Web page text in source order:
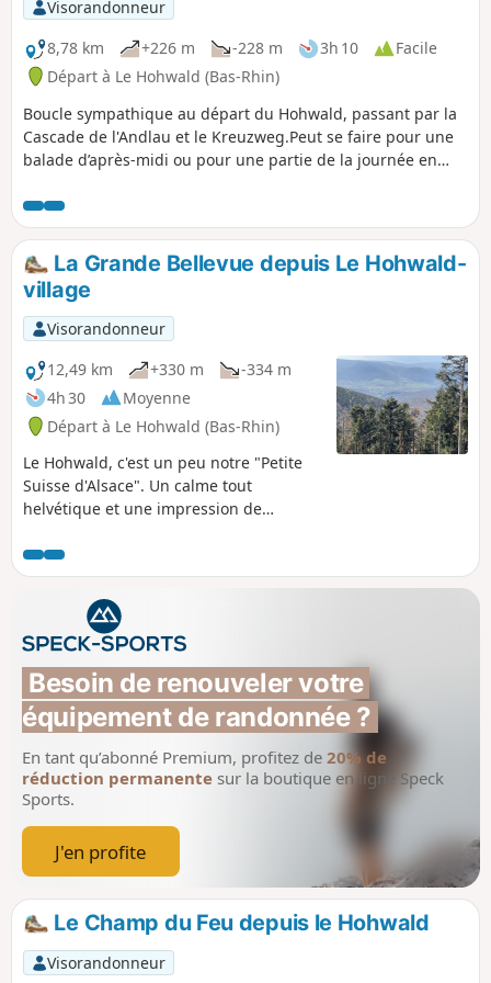
cette étape par Romain Gascon à retrouver dans
Passion Vosges.
Visorandonneur
8,78 km
+226 m -228 m 3h 10
Facile
Départ à Le Hohwald (Bas-Rhin)
Boucle sympathique au départ du Hohwald, passant par la
Cascade de l'Andlau et le Kreuzweg.Peut se faire pour une
balade d’après-midi ou pour une partie de la journée en
La Grande Bellevue depuis Le Hohwald-
village
Visorandonneur
12,49 km
+330 m
-334 m
4h 30
Moyenne
Départ à Le Hohwald (Bas-Rhin)
Le Hohwald, c'est un peu notre "Petite
Suisse d'Alsace". Un calme tout
helvétique et une impression de
majoritairement sur routes forestières,
chemins et sentiers (environ 4 heures,
sans les pauses), accessible en famille,
avec de jolis points de vues sur le
village et sur quelques sommets situés
alentours comme le Neuntelstein (970
m), l'Ungersberg (901 m). Par temps
clair, on aperçois le Haut-Koenigsbourg
(757 m), l'antenne du Rocher du Coucou
(856 m).
Besoin de renouveler votre
équipement de randonnée ?
En tant qu’abonné Premium, profitez de 20% de
réduction permanente sur la boutique en ligne Speck
Sports.
J'en profite
Le Champ du Feu depuis le Hohwald
Visorandonneur